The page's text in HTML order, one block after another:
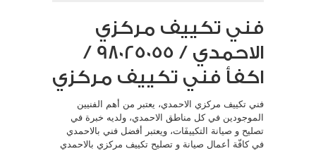
فني تكييف مركزي
الاحمدي / 98025055 /
اكفأ فني تكييف مركزي
فني تكييف مركزي الاحمدي، يعتبر من أهم الفنيين
الموجودين في كل مناطق الاحمدي، ولديه خبرة في
تصليح و صيانة التكييفَات، ويعتبر أفضل فني بالاحمدي
في كافّة أعمال صيانة و تصليح تكييف مركزي بالاحمدي